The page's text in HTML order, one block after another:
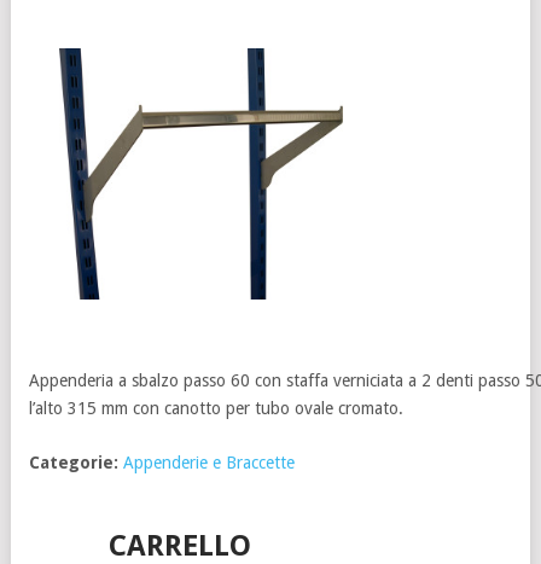
Appenderia a sbalzo passo 60 con staffa verniciata a 2 denti passo
l’alto 315 mm con canotto per tubo ovale cromato.
Categorie: Appenderie e Braccette
CARRELLO